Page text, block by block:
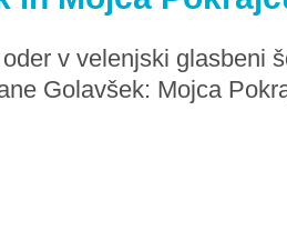
v velenjski glasbeni
Golavšek: Mojca